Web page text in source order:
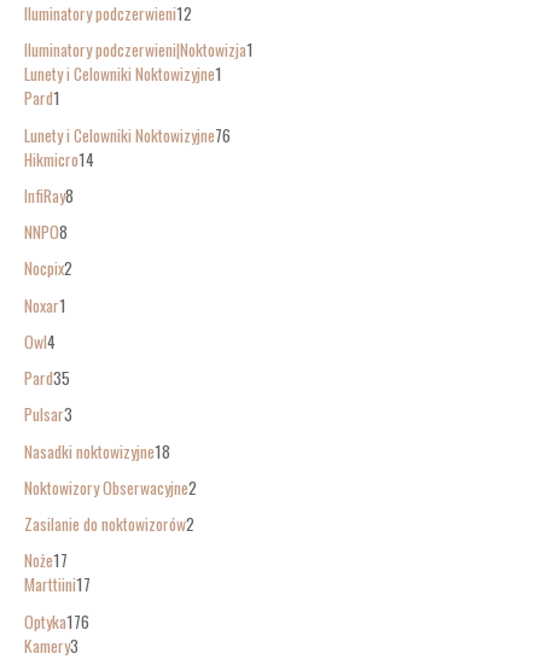
Iluminatory podczerwieni12
Iluminatory podczerwieni|Noktowizja1
Lunety i Celowniki Noktowizyjne1
Pard1
Lunety i Celowniki Noktowizyjne76
Hikmicro14
InfiRay8
NNPO8
Nocpix2
Noxar1
Owl4
Pard35
Pulsar3
Nasadki noktowizyjne18
Noktowizory Obserwacyjne2
Zasilanie do noktowizorów2
Noże17
Marttiini17
Optyka176
Kamery3